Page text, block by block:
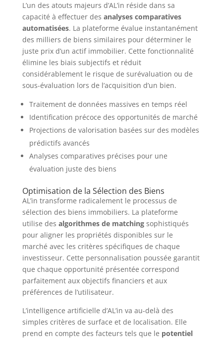
L’un des atouts majeurs d’AL’in réside dans sa
capacité à effectuer des analyses comparatives
automatisées. La plateforme évalue instantanément
des milliers de biens similaires pour déterminer le
juste prix d’un actif immobilier. Cette fonctionnalité
élimine les biais subjectifs et réduit
considérablement le risque de surévaluation ou de
sous-évaluation lors de l’acquisition d’un bien.
Traitement de données massives en temps réel
Identification précoce des opportunités de marché
Projections de valorisation basées sur des modèles
prédictifs avancés
Analyses comparatives précises pour une
évaluation juste des biens
Optimisation de la Sélection des Biens
AL’in transforme radicalement le processus de
sélection des biens immobiliers. La plateforme
utilise des algorithmes de matchingsophistiqués
pour aligner les propriétés disponibles sur le
marché avec les critères spécifiques de chaque
investisseur. Cette personnalisation poussée garantit
que chaque opportunité présentée correspond
parfaitement aux objectifs financiers et aux
préférences de l’utilisateur.
L’intelligence artificielle d’AL’in va au-delà des
simples critères de surface et de localisation. Elle
prend en compte des facteurs tels que le potentiel